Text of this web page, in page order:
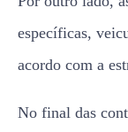
No final das
mais
divulgação. O
é veiculada.